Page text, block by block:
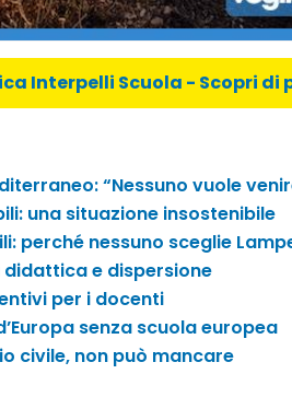
Interpelli Scuola - Scopri di
“Nessuno vuole
una situazione insostenibile
perché nessuno sceglie
e dispersione
per i docenti
senza scuola europea
civile, non può mancare